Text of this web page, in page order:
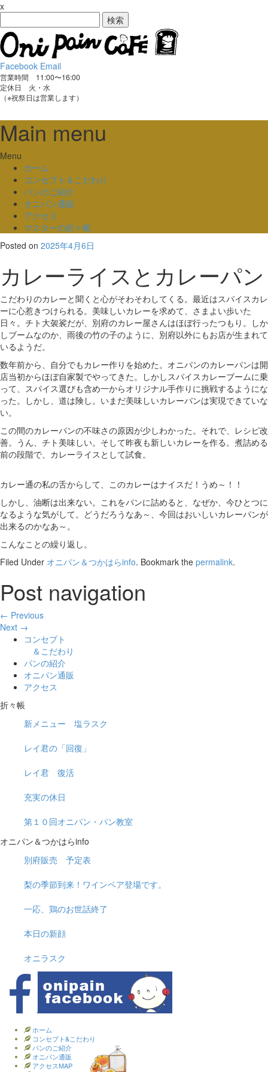
x
索:
Facebook Email
営業時間 11:00〜16:00
定休日 火・水
（※祝祭日は営業します）
Main menu
Skip
content
Menu
ホーム
コンセプト＆こだわり
パンのご紹介
オニパン通販
アクセス
マスターの折々帳
Posted on 2025年4月6日
カレーライスとカレーパン
こだわりのカレーと聞くと心がそわそわしてくる。最近はスパイスカレ
ーに心惹きつけられる。美味しいカレーを求めて、さまよい歩いた
日々。チト大袈裟だが、別府のカレー屋さんはほぼ行ったつもり。しか
しブームなのか、雨後の竹の子のように、別府以外にもお店が生まれて
いるようだ。
数年前から、自分でもカレー作りを始めた。オニパンのカレーパンは開
店当初からほぼ自家製でやってきた。しかしスパイスカレーブームに乗
って、スパイス選びも含め一からオリジナル手作りに挑戦するようにな
った。しかし、道は険し。いまだ美味しいカレーパンは実現できていな
い。
この間のカレーパンの不味さの原因が少しわかった。それで、レシピ改
善。うん、チト美味しい。そして昨夜も新しいカレーを作る。煮詰める
前の段階で、カレーライスとして試食。
カレー通の私の舌からして、このカレーはナイスだ！うめ～！！
しかし、油断は出来ない。これをパンに詰めると、なぜか、今ひとつに
なるような気がして。どうだろうなあ～、今回はおいしいカレーパンが
出来るのかなあ～。
こんなことの繰り返し。
Filed Under オニパン＆つかはらinfo. Bookmark the permalink.
Post navigation
← Previous
Next →
コンセプト
＆こだわり
パンの紹介
オニパン通販
アクセス
折々帳
新メニュー 塩ラスク
レイ君の「回復」
レイ君 復活
充実の休日
第１０回オニパン・パン教室
オニパン＆つかはらinfo
別府販売 予定表
梨の季節到来！ワインペア登場です。
一応、鶏のお世話終了
本日の新顔
オニラスク
ホーム
コンセプト&こだわり
パンのご紹介
オニパン通販
アクセスMAP